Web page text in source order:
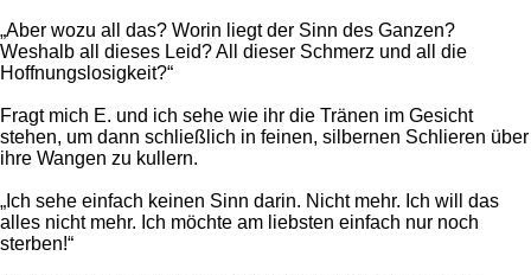
„Aber wozu all das? Worin liegt der Sinn des Ganzen?
Weshalb all dieses Leid? All dieser Schmerz und all die
Hoffnungslosigkeit?“
Fragt mich E. und ich sehe wie ihr die Tränen im Gesicht
stehen, um dann schließlich in feinen, silbernen Schlieren über
ihre Wangen zu kullern.
„Ich sehe einfach keinen Sinn darin. Nicht mehr. Ich will das
alles nicht mehr. Ich möchte am liebsten einfach nur noch
sterben!“